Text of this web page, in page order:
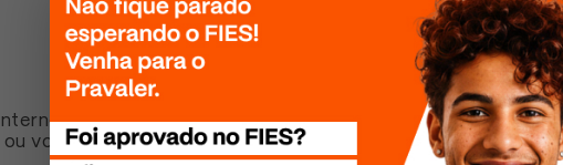
Por favor, tente
ou volte mais tarde!